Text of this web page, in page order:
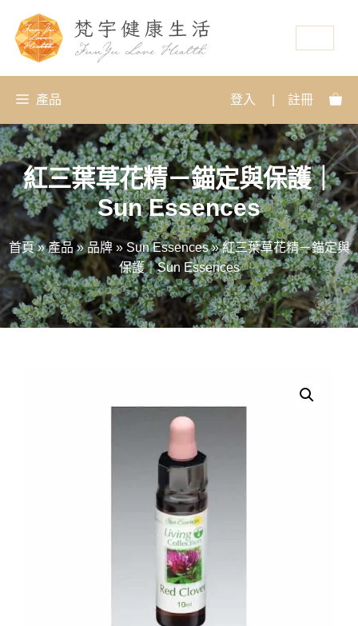
產品 登入 註冊
紅三葉草花精－錨定與保護｜
Sun Essences
首頁 » 產品 » 品牌 » Sun Essences » 紅三葉草花精－錨定與
保護｜Sun Essences